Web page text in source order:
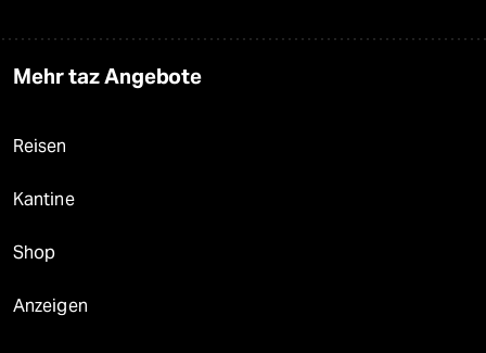
Mehr taz Angebote
Reisen
Kantine
Shop
Anzeigen